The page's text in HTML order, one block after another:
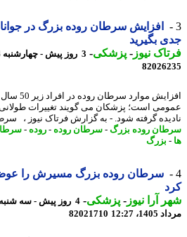
افزایش سرطان روده بزرگ در جوانان؛
بگیرید
نیوز-پزشکی-3 روز پیش - چهارشنبه 14 مرداد 1405، 07:57
افزایش موارد
است؛ پزشکان می گویند تغییرات طولانی مدت
گرفته شود. - به گزارش فرتاک نیوز ، سرطان
روده بزرگ- سرطان روده-روده-سرطان -
بزرگ
سرطان روده بزرگ مسیرش را عوض
آرا نیوز-پزشکی-
4 روز پیش - سه شنبه 13
12:27
82021710